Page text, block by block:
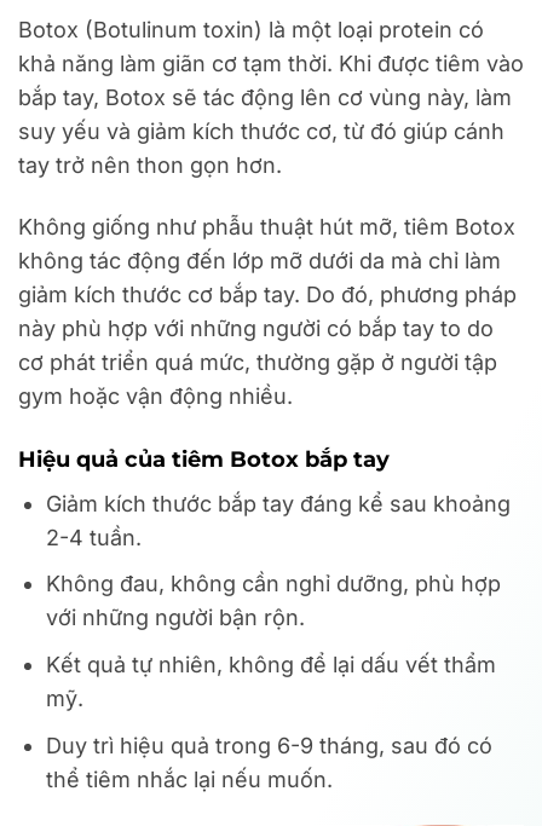
Botox (Botulinum toxin) là một loại protein có
khả năng làm giãn cơ tạm thời. Khi được tiêm vào
bắp tay, Botox sẽ tác động lên cơ vùng này, làm
suy yếu và giảm kích thước cơ, từ đó giúp cánh
tay trở nên thon gọn hơn.
Không giống như phẫu thuật hút mỡ, tiêm Botox
không tác động đến lớp mỡ dưới da mà chỉ làm
giảm kích thước cơ bắp tay. Do đó, phương pháp
này phù hợp với những người có bắp tay to do
cơ phát triển quá mức, thường gặp ở người tập
gym hoặc vận động nhiều.
Hiệu quả của tiêm Botox bắp tay
Giảm kích thước bắp tay đáng kể sau khoảng
2-4 tuần.
Không đau, không cần nghỉ dưỡng, phù hợp
với những người bận rộn.
Kết quả tự nhiên, không để lại dấu vết thẩm
mỹ.
Duy trì hiệu quả trong 6-9 tháng, sau đó có
thể tiêm nhắc lại nếu muốn.